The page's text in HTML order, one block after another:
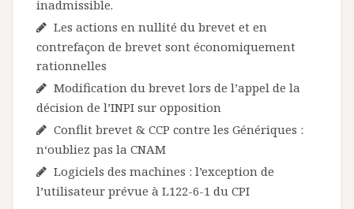
inadmissible.
Les actions en nullité du brevet et en
contrefaçon de brevet sont économiquement
rationnelles
Modification du brevet lors de l’appel de la
décision de l’INPI sur opposition
Conflit brevet & CCP contre les Génériques :
n‘oubliez pas la CNAM
Logiciels des machines : l’exception de
l’utilisateur prévue à L122-6-1 du CPI